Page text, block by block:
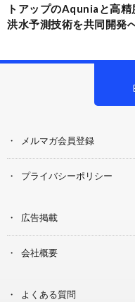
トアップのAquniaと高精
洪水予測技術を共同開発
メルマガ会員登録
プライバシーポリシー
広告掲載
会社概要
よくある質問